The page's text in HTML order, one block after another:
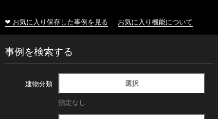
❤ お気に入り保存した事例を見る お気に入り機能について
事例を検索する
建物分類 選択
指定なし